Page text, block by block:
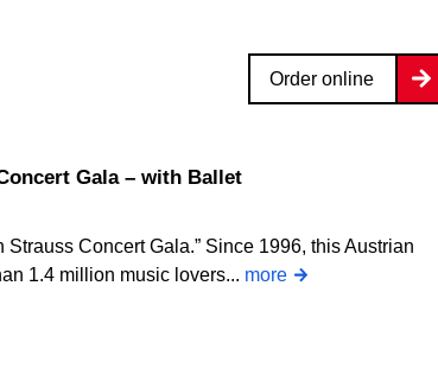
Order online
Gala – with Ballet
Concert Gala.” Since 1996, this Austrian
1.4 million music lovers... more